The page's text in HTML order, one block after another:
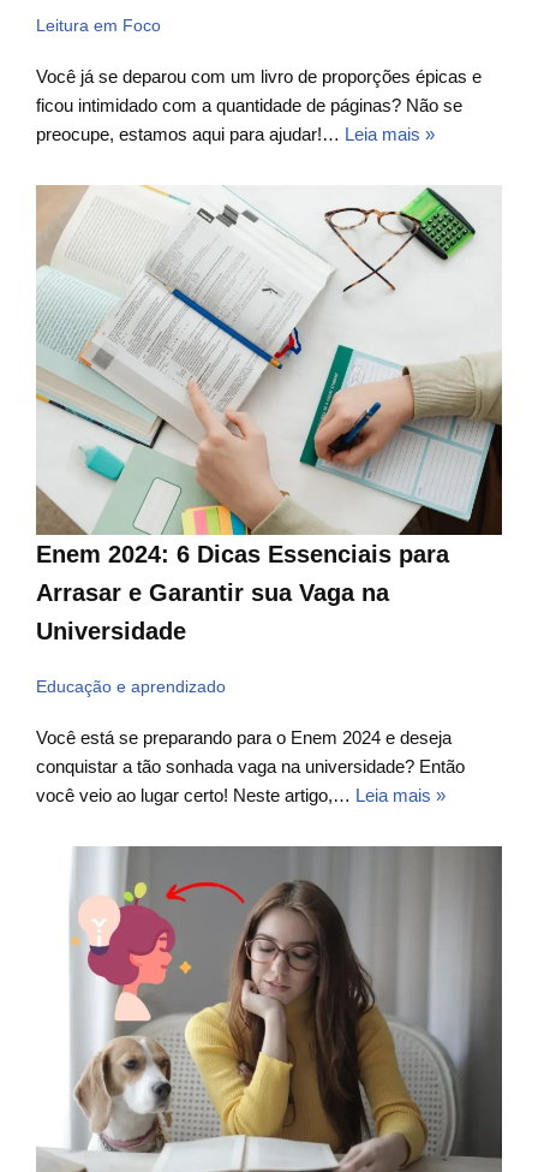
Leitura em Foco
Você já se deparou com um livro de proporções épicas e
ficou intimidado com a quantidade de páginas? Não se
preocupe, estamos aqui para ajudar!… Leia mais »
Enem 2024: 6 Dicas Essenciais para
Arrasar e Garantir sua Vaga na
Universidade
Educação e aprendizado
Você está se preparando para o Enem 2024 e deseja
conquistar a tão sonhada vaga na universidade? Então
você veio ao lugar certo! Neste artigo,… Leia mais »